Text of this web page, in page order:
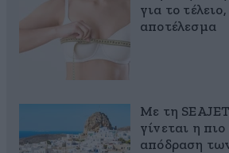
για το
αποτέλεσμα
Με τη
γίνεται η
απόδραση